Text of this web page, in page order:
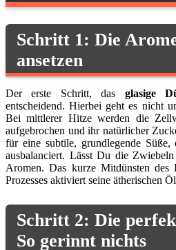
Schritt 1: Die
ansetzen
Der erste Schritt, das glasige
entscheidend. Hierbei geht es nicht
Bei mittlerer Hitze werden die
aufgebrochen und ihr natürlicher
für eine subtile, grundlegende
ausbalanciert. Lässt Du die
Aromen. Das kurze Mitdünsten des
Prozesses aktiviert seine ätherischen
Schritt 2: Die
So gerinnt nichts